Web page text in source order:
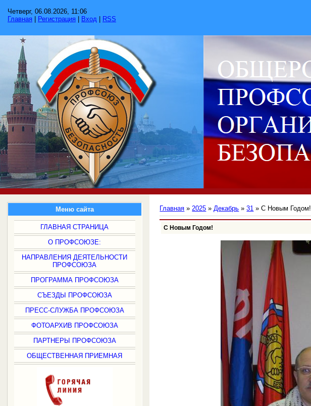
Четверг, 06.08.2026, 11:06
Главная
Регистрация Вход RSS
Меню сайта
ГЛАВНАЯ СТРАНИЦА
О ПРОФСОЮЗЕ:
НАПРАВЛЕНИЯ ДЕЯТЕЛЬНОСТИ
ПРОФСОЮЗА
ПРОГРАММА ПРОФСОЮЗА
СЪЕЗДЫ ПРОФСОЮЗА
ПРЕСС-СЛУЖБА ПРОФСОЮЗА
ФОТОАРХИВ ПРОФСОЮЗА
ПАРТНЕРЫ ПРОФСОЮЗА
ОБЩЕСТВЕННАЯ ПРИЕМНАЯ
Главная »2025 » Декабрь » 31 » С Новым Годом!
С Новым Годом!